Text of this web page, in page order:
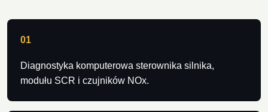
01
Diagnostyka komputerowa sterownika silnika,
modułu SCR i czujników NOx.